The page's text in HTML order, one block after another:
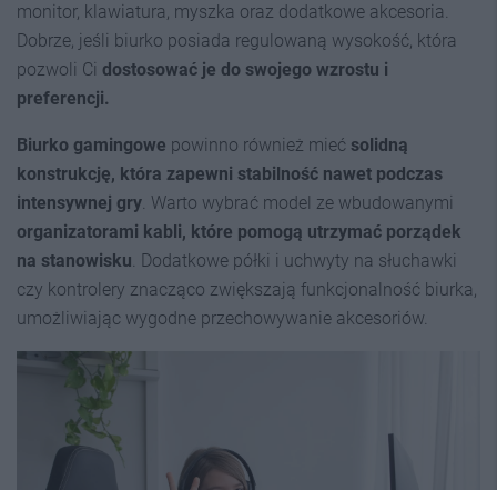
monitor, klawiatura, myszka oraz dodatkowe akcesoria.
Dobrze, jeśli biurko posiada regulowaną wysokość, która
pozwoli Ci dostosować je do swojego wzrostu i
preferencji.
Biurko gamingowe powinno również mieć solidną
konstrukcję, która zapewni stabilność nawet podczas
intensywnej gry . Warto wybrać model ze wbudowanymi
organizatorami kabli, które pomogą utrzymać porządek
na stanowisku . Dodatkowe półki i uchwyty na słuchawki
czy kontrolery znacząco zwiększają funkcjonalność biurka,
umożliwiając wygodne przechowywanie akcesoriów.